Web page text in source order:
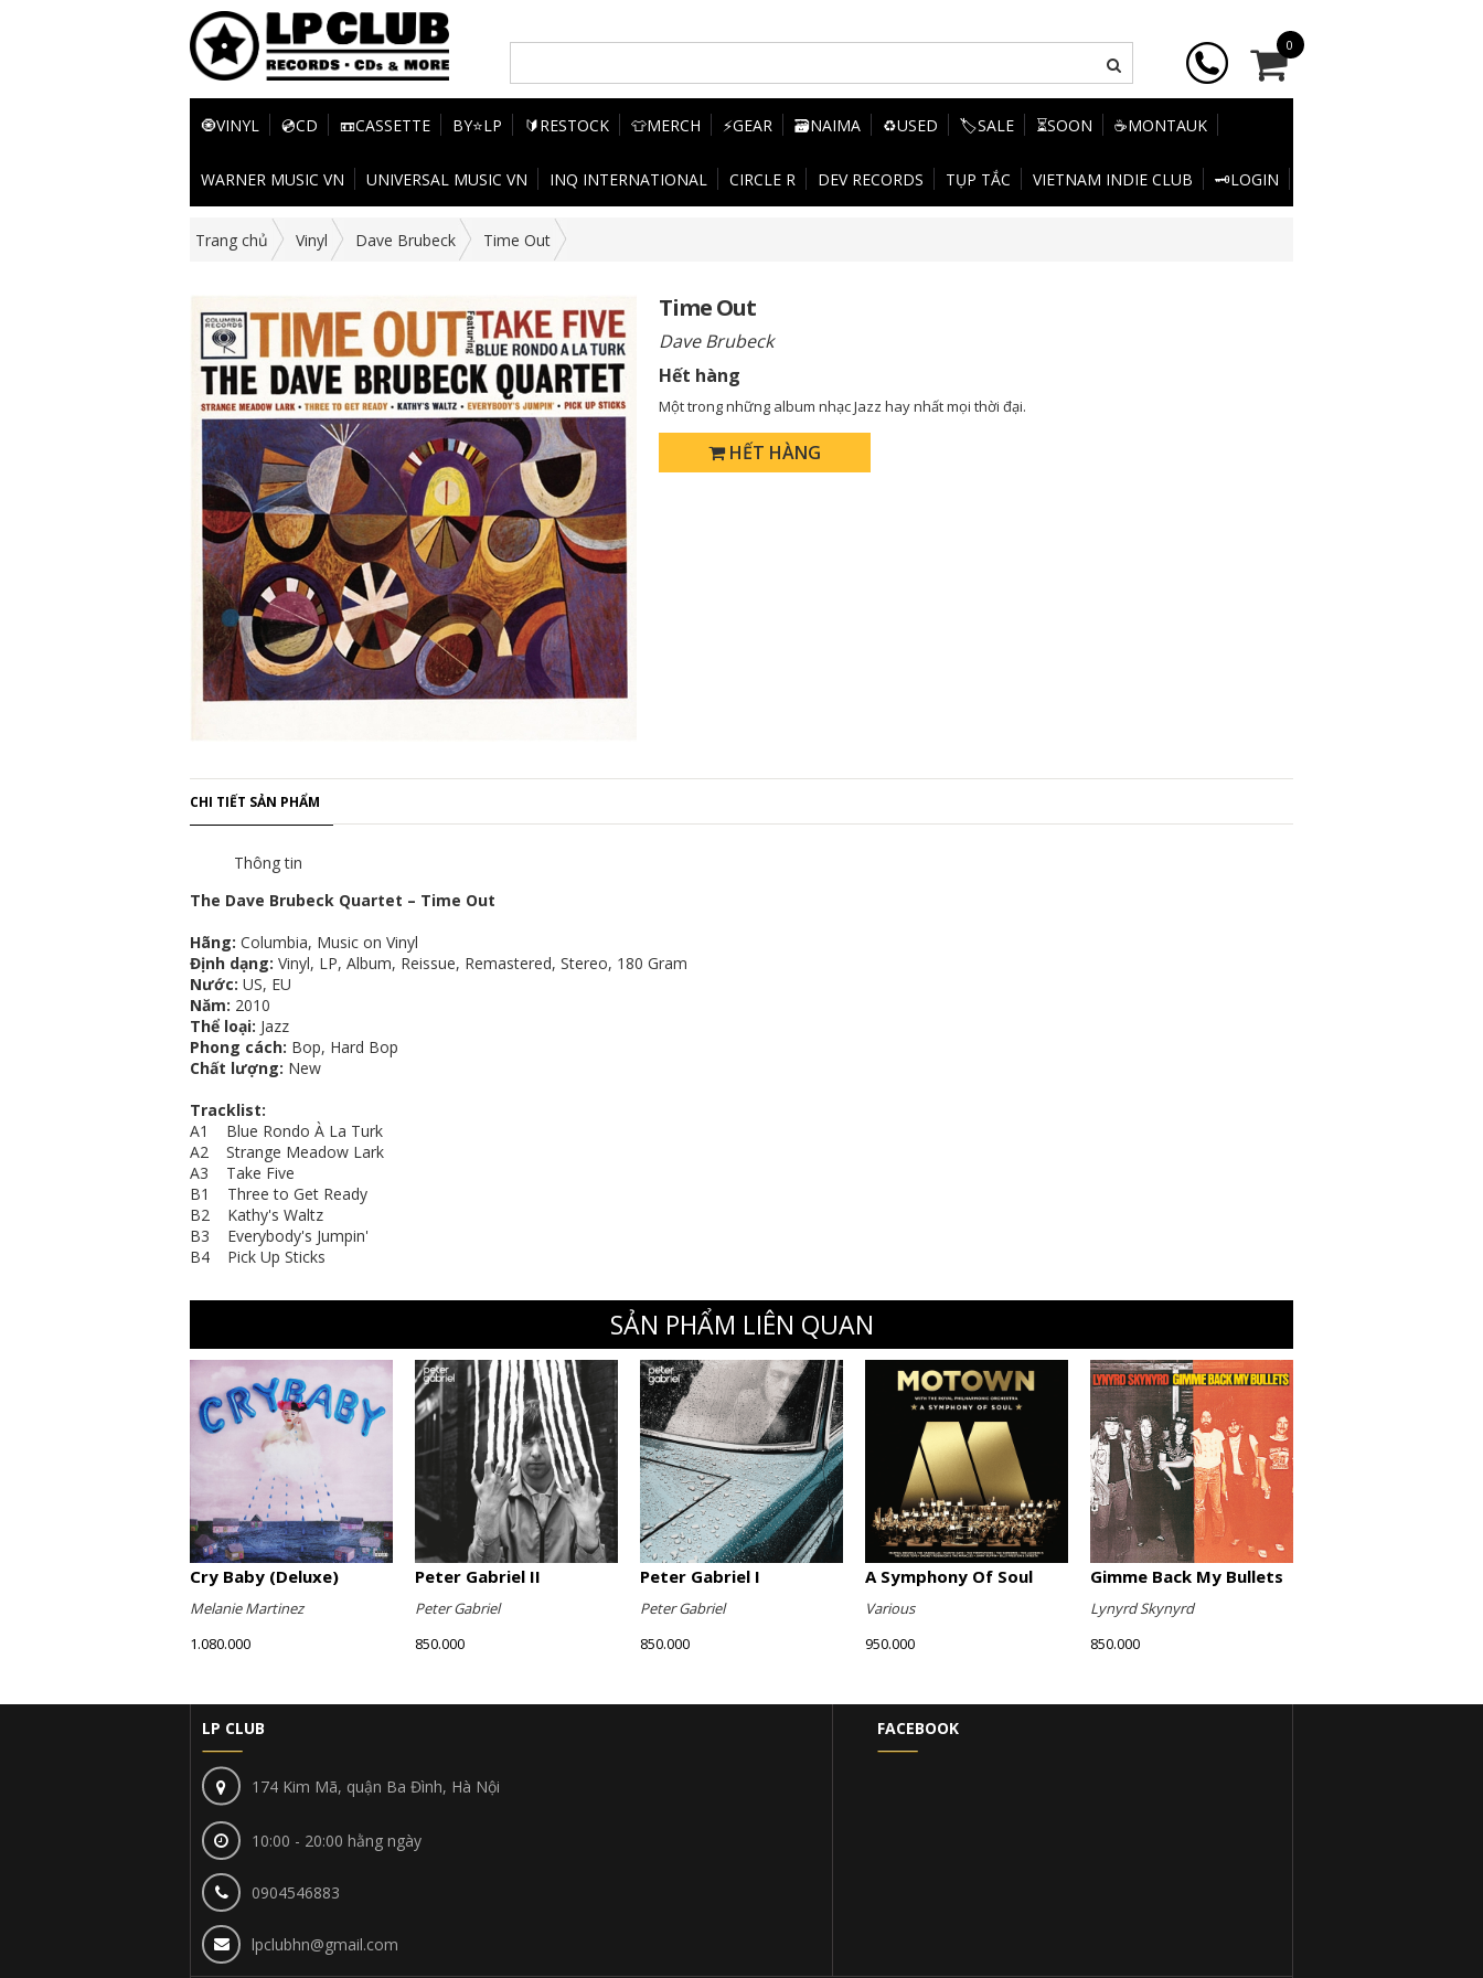
0
🧿VINYL 💿CD 📼CASSETTE BY⭐LP 🔰RESTOCK 👕MERCH ⚡GEAR 🗃️NAIMA ♻️USED 🏷️SALE ⏳SOON ☕MONTAUK
WARNER MUSIC VN UNIVERSAL MUSIC VN INQ INTERNATIONAL CIRCLE R DEV RECORDS TỤP TẮC VIETNAM INDIE CLUB 🗝️LOGIN
Trang chủ Vinyl Dave Brubeck Time Out
Time Out
Dave Brubeck
Hết hàng
Một trong những album nhạc Jazz hay nhất mọi thời đại.
HẾT HÀNG
CHI TIẾT SẢN PHẨM
Thông tin
The Dave Brubeck Quartet ‎– Time Out
Hãng: Columbia, Music on Vinyl
Định dạng: Vinyl, LP, Album, Reissue, Remastered, Stereo, 180 Gram
Nước: US, EU
Năm: 2010
Thể loại: Jazz
Phong cách: Bop, Hard Bop
Chất lượng: New
Tracklist:
A1 Blue Rondo À La Turk
A2 Strange Meadow Lark
A3 Take Five
B1 Three to Get Ready
B2 Kathy's Waltz
B3 Everybody's Jumpin'
B4 Pick Up Sticks
SẢN PHẨM LIÊN QUAN
Cry Baby (Deluxe)
Melanie Martinez
1.080.000
Peter Gabriel II
Peter Gabriel
850.000
Peter Gabriel I
Peter Gabriel
850.000
A Symphony Of Soul
Various
950.000
Gimme Back My Bullets
Lynyrd Skynyrd
850.000
LP CLUB
174 Kim Mã, quận Ba Đình, Hà Nội
10:00 - 20:00 hằng ngày
0904546883
lpclubhn@gmail.com
FACEBOOK